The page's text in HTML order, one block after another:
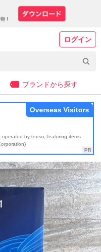
ログイン
ブランドから探す
operated by tenso, featuring items
Overseas Visitors